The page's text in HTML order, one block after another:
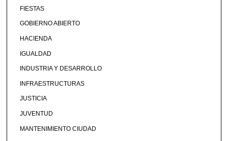
FIESTAS
GOBIERNO ABIERTO
HACIENDA
IGUALDAD
INDUSTRIA Y DESARROLLO
INFRAESTRUCTURAS
JUSTICIA
JUVENTUD
MANTENIMIENTO CIUDAD